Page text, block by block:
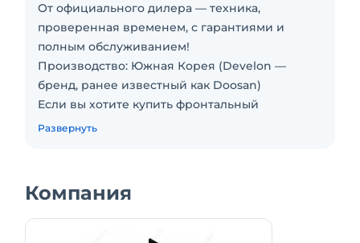
От официального дилера — техника,
проверенная временем, с гарантиями и
полным обслуживанием!
Производство: Южная Корея (Develon —
бренд, ранее известный как Doosan)
Если вы хотите купить фронтальный
погрузчик новый, который сочетает в себе
обсудить все детали и помочь вам выбрать
именно тот погрузчик, который подойдет под
Развернуть
Компания